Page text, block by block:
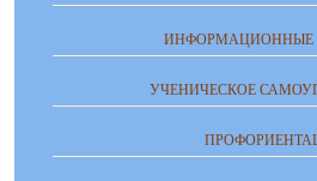
ИНФОРМАЦИОННЫЕ
УЧЕНИЧЕСКОЕ